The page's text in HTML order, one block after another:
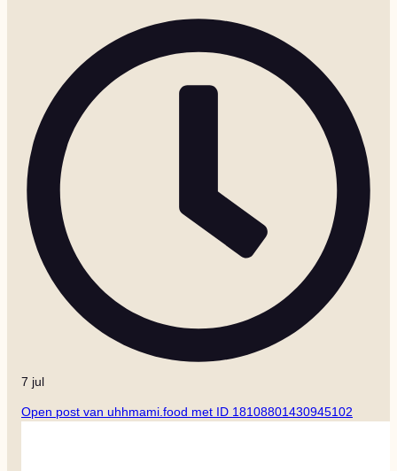
7 jul
Open post van uhhmami.food met ID 18108801430945102